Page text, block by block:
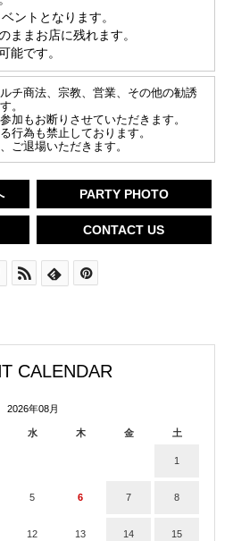
ントとなります。
ままお店に残れます。
能です。
チ商法、宗教、営業、その他の勧誘
。
加もお断りさせていただきます。
行為も禁止しております。
ご退場いただきます。
PARTY PHOTO
CONTACT US
CALENDAR
2026年08月
水 木 金 土
1
5 6 7 8
12 13 14 15